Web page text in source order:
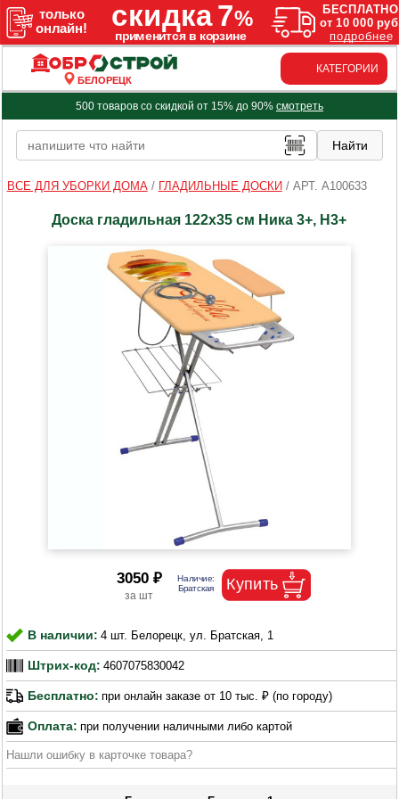
БЕЛОРЕЦК
КАТЕГОРИИ
500 товаров со скидкой от 15% до 90% смотреть
ВСЕ ДЛЯ УБОРКИ ДОМА/ ГЛАДИЛЬНЫЕ ДОСКИ / АРТ. A100633
Доска гладильная 122х35 см Ника 3+, Н3+
3050 ₽
В наличии: 4 шт. Белорецк, ул. Братская, 1
Штрих-код: 4607075830042
Бесплатно: при онлайн заказе от 10 тыс. ₽ (по городу)
Оплата: при получении наличными либо картой
Нашли ошибку в карточке товара?